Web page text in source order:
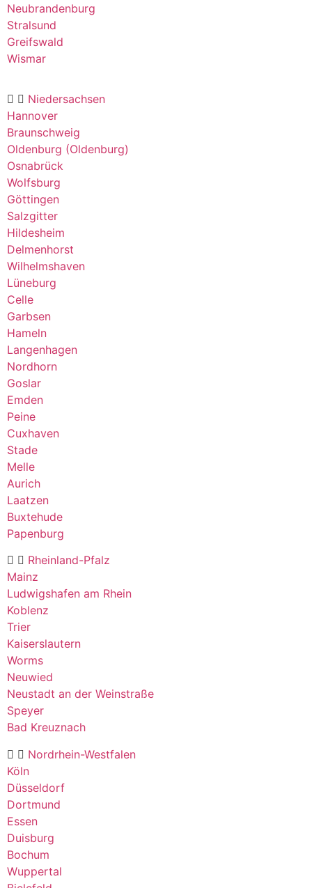
Neubrandenburg
Stralsund
Greifswald
Wismar
Niedersachsen
Hannover
Braunschweig
Oldenburg (Oldenburg)
Osnabrück
Wolfsburg
Göttingen
Salzgitter
Hildesheim
Delmenhorst
Wilhelmshaven
Lüneburg
Celle
Garbsen
Hameln
Langenhagen
Nordhorn
Goslar
Emden
Peine
Cuxhaven
Stade
Melle
Aurich
Laatzen
Buxtehude
Papenburg
Rheinland-Pfalz
Mainz
Ludwigshafen am Rhein
Koblenz
Trier
Kaiserslautern
Worms
Neuwied
Neustadt an der Weinstraße
Speyer
Bad Kreuznach
Nordrhein-Westfalen
Köln
Düsseldorf
Dortmund
Essen
Duisburg
Bochum
Wuppertal